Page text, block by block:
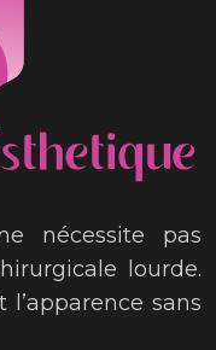
nécessite pas
lourde.
sans